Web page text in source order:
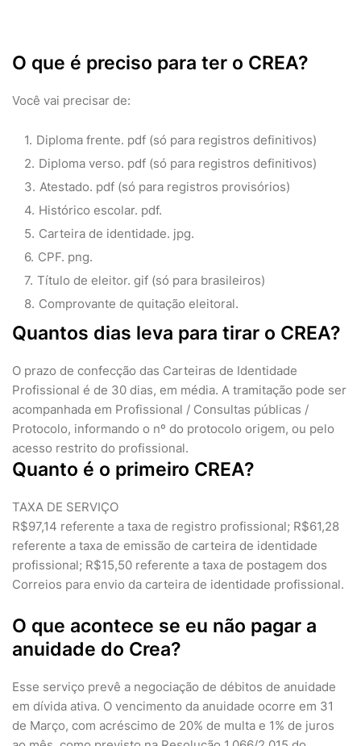
O que é preciso para ter o CREA?
Você vai precisar de:
Diploma frente. pdf (só para registros definitivos)
Diploma verso. pdf (só para registros definitivos)
Atestado. pdf (só para registros provisórios)
Histórico escolar. pdf.
Carteira de identidade. jpg.
CPF. png.
Título de eleitor. gif (só para brasileiros)
Comprovante de quitação eleitoral.
Quantos dias leva para tirar o CREA?
O prazo de confecção das Carteiras de Identidade
Profissional é de 30 dias, em média. A tramitação pode ser
acompanhada em Profissional / Consultas públicas /
Protocolo, informando o nº do protocolo origem, ou pelo
acesso restrito do profissional.
Quanto é o primeiro CREA?
TAXA DE SERVIÇO
R$97,14 referente a taxa de registro profissional; R$61,28
referente a taxa de emissão de carteira de identidade
profissional; R$15,50 referente a taxa de postagem dos
Correios para envio da carteira de identidade profissional.
O que acontece se eu não pagar a
anuidade do Crea?
Esse serviço prevê a negociação de débitos de anuidade
em dívida ativa. O vencimento da anuidade ocorre em 31
de Março, com acréscimo de 20% de multa e 1% de juros